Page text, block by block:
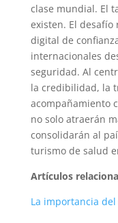
clase mundial. El
existen. El
digital de
internacionales
seguridad. Al
la credibilidad, la
acompañamiento
no solo atraerán
consolidarán al
turismo de salud
Artículos
La importancia